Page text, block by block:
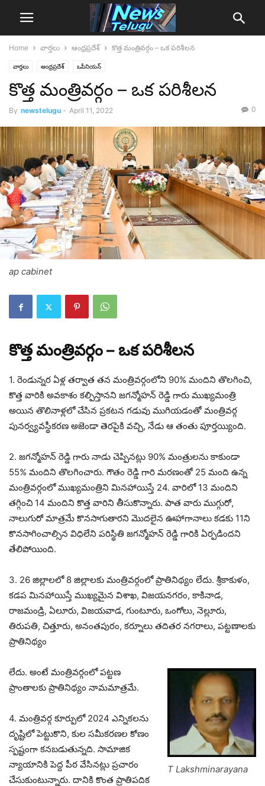
Home వార్తలు ఆంధ్రప్రదేశ్‌ కొత్త మంత్రివర్గం – ఒక పరిశీలన
వార్తలు ఆంధ్రప్రదేశ్‌ ఒపీనియన్‌
కొత్త మంత్రివర్గం – ఒక పరిశీలన
By newstelugu - April 11, 2022 0
ap cabinet
కొత్త మంత్రివర్గం – ఒక పరిశీలన
1. రెండున్నర ఏళ్ల తర్వాత తన మంత్రివర్గంలోని 90% మందిని తొలగించి,
కొత్త వారికి అవకాశం కల్పిస్తానని జగన్మోహన్ రెడ్డి గారు ముఖ్యమంత్రి
అయిన తొలినాళ్లలో చేసిన ప్రకటన గడువు ముగియడంతో మంత్రివర్గ
పునర్వ్యవస్థీకరణ అజెండా తెరపైకి వచ్చి, నేడు ఆ తంతు పూర్తయ్యింది.
2. జగన్మోహన్ రెడ్డి గారు నాడు చెప్పినట్లు 90% మంత్రులను కాకుండా
55% మందిని తొలగించారు. గౌతం రెడ్డి గారి మరణంతో 25 మంది ఉన్న
మంత్రివర్గంలో ముఖ్యమంత్రిని మినహాయిస్తే 24. వారిలో 13 మందిని
తగ్గించి 14 మందిని కొత్త వారిని తీసుకొన్నారు. పాత వారు ముగ్గురో,
నాలుగురో మాత్రమే కొనసాగుతారని మొదలైన ఊహాగానాలు కడకు 11ని
కొనసాగించాల్సిన విధిలేని పరిస్థితి జగన్మోహన్ రెడ్డి గారికి ఏర్పడిందని
తేలిపోయింది.
3. 26 జిల్లాలలో 8 జిల్లాలకు మంత్రివర్గంలో ప్రాతినిథ్యం లేదు. శ్రీకాకుళం,
కడప మినహాయిస్తే ముఖ్యమైన విశాఖ, విజయనగరం, కాకినాడ,
రాజమండ్రి, ఏలూరు, విజయవాడ, గుంటూరు, ఒంగోలు, నెల్లూరు,
తిరుపతి, చిత్తూరు, అనంతపురం, కర్నూలు తదితర నగరాలు, పట్టణాలకు
ప్రాతినిథ్యం
T Lakshminarayana
లేదు. అంటే మంత్రివర్గంలో పట్టణ
ప్రాంతాలకు ప్రాతినిథ్యం నామమాత్రమే.
4. మంత్రివర్గ కూర్పులో 2024 ఎన్నికలను
దృష్టిలో పెట్టుకొని, కుల సమీకరణల కోణం
స్పష్టంగా కనబడుతున్నది. సామాజిక
న్యాయానికి పెద్ద పీఠ వేసినట్లు ప్రచారం
చేసుకుంటున్నారు. దానికి కొంత ప్రాతిపదిక